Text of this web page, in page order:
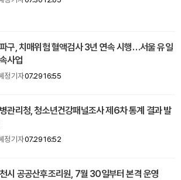
구, 치매위험 혈액검사 3년 연속 시행…서울 유일
사업
정 기자07.29 16:55
관리청, 청소년건강패널조사 제6차 통계 결과 발
정 기자07.29 16:52
시 공공산후조리원, 7월 30일부터 본격 운영